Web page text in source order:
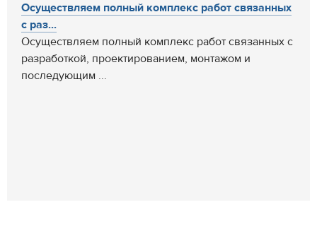
Осуществляем полный комплекс работ связанных
с раз...
Осуществляем полный комплекс работ связанных с
разработкой, проектированием, монтажом и
последующим ...